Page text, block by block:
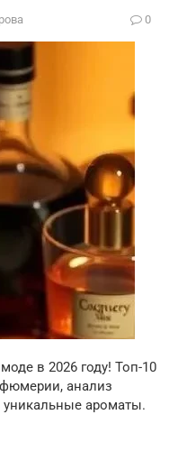
0
в 2026 году! Топ-10
анализ
ароматы.